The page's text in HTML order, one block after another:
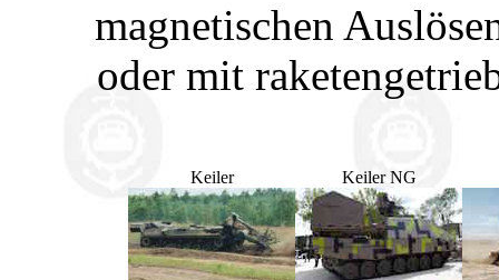
magnetischen
oder mit
Keiler Keiler NG